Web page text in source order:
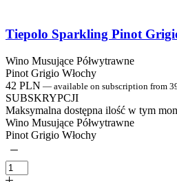
Tiepolo Sparkling Pinot
Wino Musujące Półwytrawne
Pinot Grigio Włochy
42 PLN — available on subscription from
SUBSKRYPCJI
Maksymalna dostępna ilość w tym
Wino Musujące Półwytrawne
Pinot Grigio Włochy